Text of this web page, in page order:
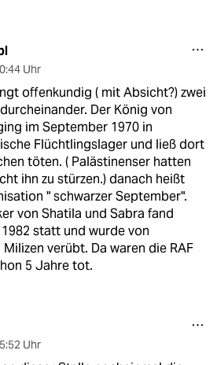
Uhr
offenkundig ( mit Absicht?) zwei
Der König von
im September 1970 in
Flüchtlingslager und ließ dort
töten. ( Palästinenser hatten
ihn zu stürzen.) danach heißt
" schwarzer September".
von Shatila und Sabra fand
statt und wurde von
verübt. Da waren die RAF
5 Jahre tot.
Uhr